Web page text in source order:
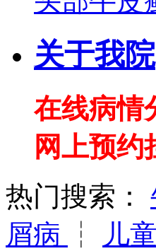
关于我院
在线病情
网上预约
热门搜索：
屑病
┆
儿